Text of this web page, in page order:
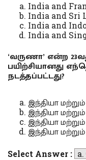
India and
India and Sri
India and
India and
‘வருணா’ என்ற
பயிற்சியானது
நடத்தப்பட்டது?
இந்தியா மற்றும்
இந்தியா
இந்தியா
இந்தியா மற்றும்
Select Answer : a.